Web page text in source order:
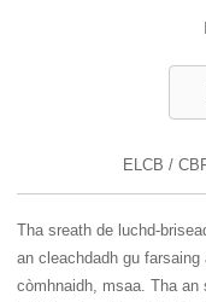
ELCB /
Tha sreath de luchd-
an cleachdadh gu
còmhnaidh, msaa. Tha